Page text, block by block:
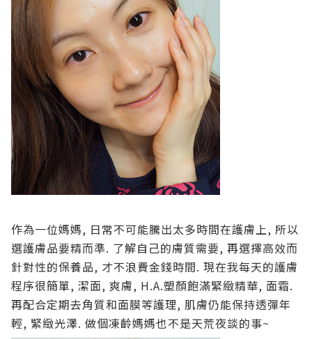
作為一位媽媽, 日常不可能騰出太多時間在護膚上, 所以
選護膚品要精而準. 了解自己的膚質需要, 再選擇高效而
針對性的保養品, 才不浪費金錢時間. 現在我每天的護膚
程序很簡單, 潔面, 爽膚, H.A.塑顏飽滿緊緻精華, 面霜.
再配合定期去角質和面膜等護理, 肌膚仍能保持透彈年
輕, 緊緻光澤. 做個凍齡媽媽也不是天荒夜談的事~